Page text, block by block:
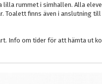
rummet i simhallen. Alla
Toalett finns även i anslutning
Info om tider för att hämta ut